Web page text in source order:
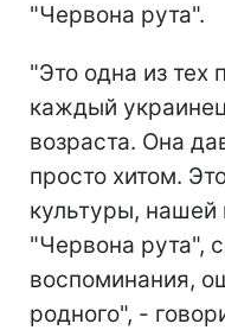
"Червона рута".
"Это одна из тех
каждый
возраста. Она
просто хитом.
культуры, нашей
"Червона рута",
воспоминания,
родного", -